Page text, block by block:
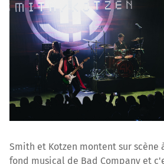
Smith et Kotzen montent sur scène
fond musical de Bad Company et